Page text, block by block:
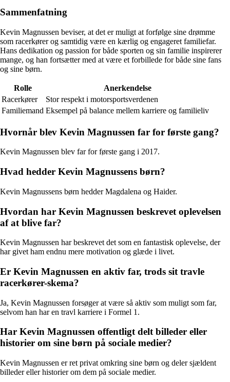
Sammenfatning
Kevin Magnussen beviser, at det er muligt at forfølge sine drømme
som racerkører og samtidig være en kærlig og engageret familiefar.
Hans dedikation og passion for både sporten og sin familie inspirerer
mange, og han fortsætter med at være et forbillede for både sine fans
og sine børn.
Rolle
Anerkendelse
Racerkører
Stor respekt i motorsportsverdenen
Familiemand Eksempel på balance mellem karriere og familieliv
Hvornår blev Kevin Magnussen far for første gang?
Kevin Magnussen blev far for første gang i 2017.
Hvad hedder Kevin Magnussens børn?
Kevin Magnussens børn hedder Magdalena og Haider.
Hvordan har Kevin Magnussen beskrevet oplevelsen
af at blive far?
Kevin Magnussen har beskrevet det som en fantastisk oplevelse, der
har givet ham endnu mere motivation og glæde i livet.
Er Kevin Magnussen en aktiv far, trods sit travle
racerkører-skema?
Ja, Kevin Magnussen forsøger at være så aktiv som muligt som far,
selvom han har en travl karriere i Formel 1.
Har Kevin Magnussen offentligt delt billeder eller
historier om sine børn på sociale medier?
Kevin Magnussen er ret privat omkring sine børn og deler sjældent
billeder eller historier om dem på sociale medier.